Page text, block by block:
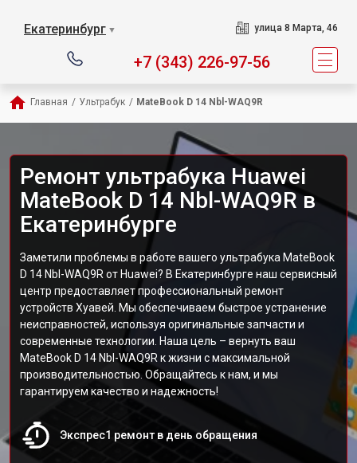
Екатеринбург ▼ улица 8 Марта, 46
+7 (343) 226-97-56
Главная / Ультрабук / MateBook D 14 Nbl-WAQ9R
Ремонт ультрабука Huawei
MateBook D 14 Nbl-WAQ9R в
Екатеринбурге
Заметили проблемы в работе вашего ультрабука MateBook
D 14 Nbl-WAQ9R от Huawei? В Екатеринбурге наш сервисный
центр предоставляет профессиональный ремонт
устройств Хуавей. Мы обеспечиваем быстрое устранение
неисправностей, используя оригинальные запчасти и
современные технологии. Наша цель – вернуть ваш
MateBook D 14 Nbl-WAQ9R к жизни с максимальной
производительностью. Обращайтесь к нам, и мы
гарантируем качество и надежность!
Экспрес1 ремонт в день обращения